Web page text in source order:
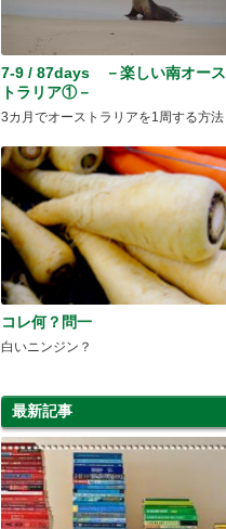
7-9 / 87days －楽しい南オース
トラリア①－
3カ月でオーストラリアを1周する方法
コレ何？問一
白いニンジン？
最新記事